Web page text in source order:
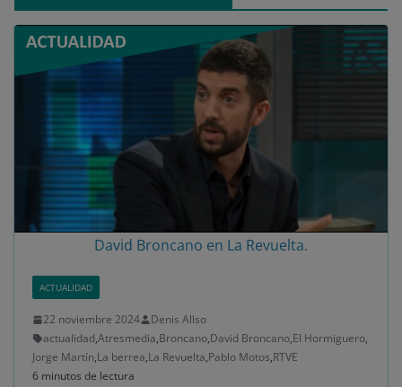
David Broncano en La Revuelta.
ACTUALIDAD
22 noviembre 2024
Denis Allso
actualidad,Atresmedia,Broncano,David Broncano,El Hormiguero,
Jorge Martín,La berrea,La Revuelta,Pablo Motos,RTVE
6 minutos de lectura